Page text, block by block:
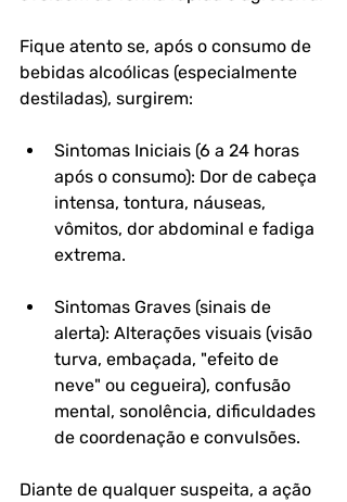
Fique atento se, após o consumo de
bebidas alcoólicas (especialmente
destiladas), surgirem:
Sintomas Iniciais (6 a 24 horas
após o consumo): Dor de cabeça
intensa, tontura, náuseas,
vômitos, dor abdominal e fadiga
extrema.
Sintomas Graves (sinais de
alerta): Alterações visuais (visão
turva, embaçada, "efeito de
neve" ou cegueira), confusão
mental, sonolência, dificuldades
de coordenação e convulsões.
Diante de qualquer suspeita, a ação